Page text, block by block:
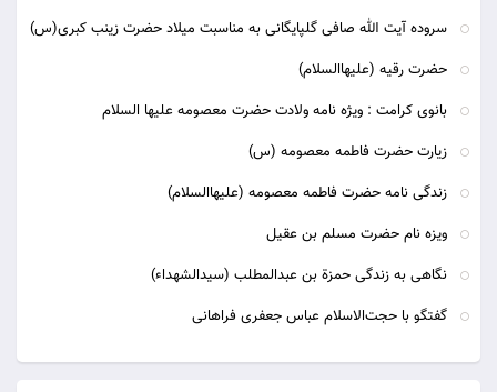
سروده آیت الله صافی گلپایگانی به مناسبت میلاد حضرت زینب کبری(س)
حضرت رقیه (علیهاالسلام)
بانوی کرامت : ویژه نامه ولادت حضرت معصومه علیها السلام
زیارت حضرت فاطمه معصومه (س)
زندگی نامه حضرت فاطمه معصومه (علیهاالسلام)
ویزه نام حضرت مسلم بن عقیل
نگاهی به زندگی حمزة بن عبدالمطلب (سیدالشهداء)
گفتگو با حجت‌الاسلام عباس جعفری فراهانی